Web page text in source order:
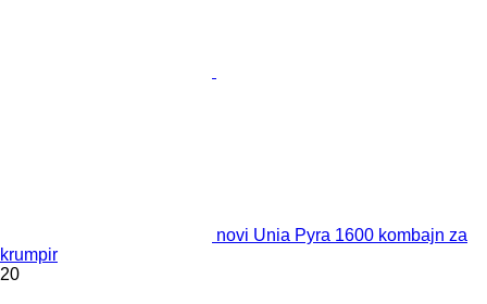
novi Unia Pyra 1600 kombajn za
krumpir
20